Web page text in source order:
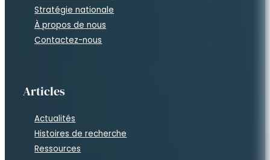
Stratégie nationale
À propos de nous
Contactez-nous
Articles
Actualités
Histoires de recherche
Ressources